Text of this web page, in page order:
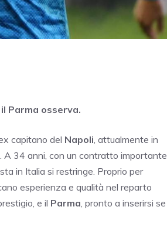
Parma osserva.
capitano del Napoli , attualmente in
. A 34 anni, con un contratto importante
in Italia si restringe. Proprio per
esperienza e qualità nel reparto
e il Parma , pronto a inserirsi se